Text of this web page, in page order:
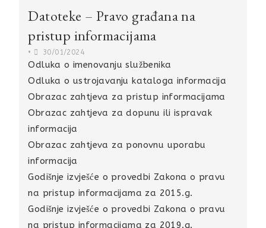
Datoteke – Pravo građana na
pristup informacijama
• 30/01/2024
Odluka o imenovanju službenika
Odluka o ustrojavanju kataloga informacija
Obrazac zahtjeva za pristup informacijama
Obrazac zahtjeva za dopunu ili ispravak
informacija
Obrazac zahtjeva za ponovnu uporabu
informacija
Godišnje izvješće o provedbi Zakona o pravu
na pristup informacijama za 2015.g.
Godišnje izvješće o provedbi Zakona o pravu
na pristup informacijama za 2019.g.